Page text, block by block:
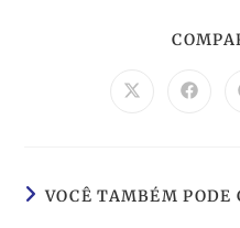
VOCÊ TAMBÉM PODE